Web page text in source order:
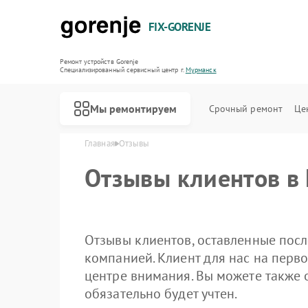
FIX-GORENJE
Ремонт устройств Gorenje
Специализированный cервисный центр г.Мурманск
Мы ремонтируем Срочный ремонт
Главная Отзывы
Отзывы клиентов
Отзывы клиентов, оставленные
компанией. Клиент для нас на
центре внимания. Вы можете также
обязательно будет учтен.